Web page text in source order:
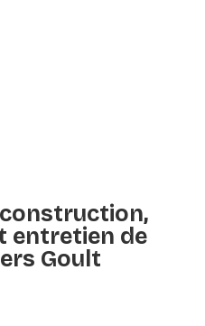
entretien de
Goult